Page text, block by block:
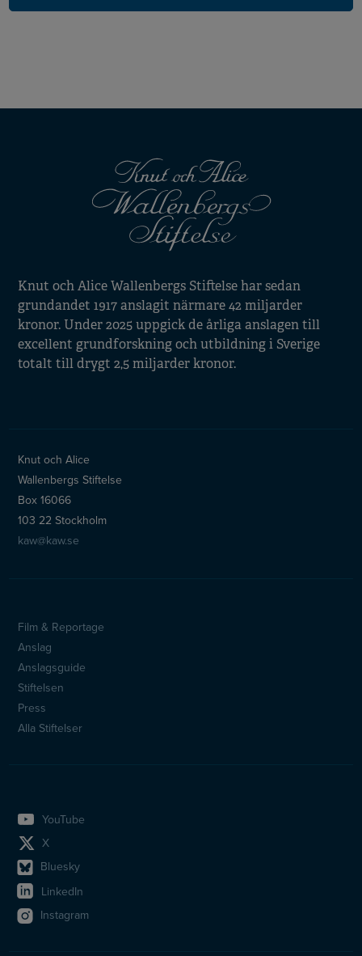
Knut och Alice Wallenbergs Stiftelse har sedan
grundandet 1917 anslagit närmare 42 miljarder
kronor. Under 2025 uppgick de årliga anslagen till
excellent grundforskning och utbildning i Sverige
totalt till drygt 2,5 miljarder kronor.
Knut och Alice
Wallenbergs Stiftelse
Box 16066
103 22 Stockholm
kaw@kaw.se
Sidfotsmeny
Film & Reportage
Anslag
Anslagsguide
Stiftelsen
Press
Alla Stiftelser
YouTube
X
Bluesky
LinkedIn
Instagram